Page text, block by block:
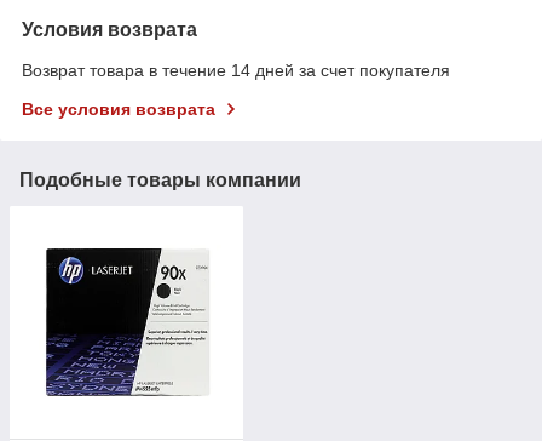
Условия возврата
Возврат товара в течение 14 дней за счет покупателя
Все условия возврата
Подобные товары компании